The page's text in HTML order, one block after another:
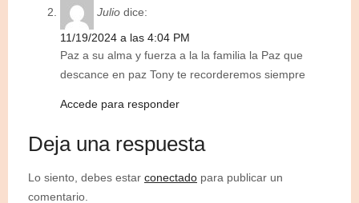
Julio dice:
11/19/2024 a las 4:04 PM
Paz a su alma y fuerza a la la familia la Paz que
descance en paz Tony te recorderemos siempre
Accede para responder
Deja una respuesta
Lo siento, debes estar conectado para publicar un
comentario.